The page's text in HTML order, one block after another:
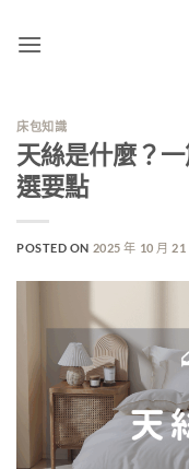
床包知識
天絲是什麼？
選要點
POSTED ON 2025 年 10 月 21